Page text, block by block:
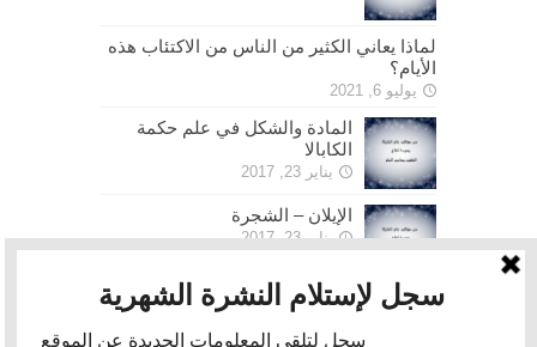
لماذا يعاني الكثير من الناس من الاكتئاب هذه
الأيام؟
يوليو 6, 2021
المادة والشكل في علم حكمة
الكابالا
يناير 23, 2017
الإيلان – الشجرة
يناير 23, 2017
الحرية